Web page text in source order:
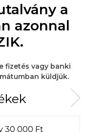
a
azonnal
fizetés vagy banki
küldjük.
30 000 Ft